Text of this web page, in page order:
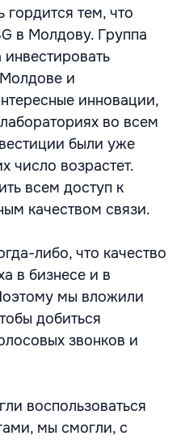
тем, что
в Молдову. Группа
и
инновации,
во всем
были уже
число возрастет.
всем доступ к
качеством связи.
либо, что качество
в бизнесе и в
мы вложили
добиться
звонков и
воспользоваться
мы смогли, с